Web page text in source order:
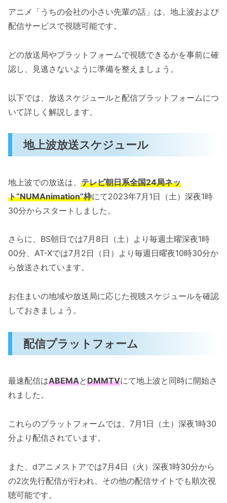
アニメ「うちの会社の小さい先輩の話」は、地上波および
配信サービスで視聴可能です。
どの放送局やプラットフォームで視聴できるかを事前に確
認し、見逃さないように準備を整えましょう。
以下では、放送スケジュールと配信プラットフォームにつ
いて詳しく解説します。
地上波放送スケジュール
地上波での放送は、 テレビ朝日系全国24局ネッ
ト“NUMAnimation”枠にて2023年7月1日（土）深夜1時
30分からスタートしました。
さらに、BS朝日では7月8日（土）より毎週土曜深夜1時
00分、AT-Xでは7月2日（日）より毎週日曜夜10時30分か
ら放送されています。
お住まいの地域や放送局に応じた視聴スケジュールを確認
しておきましょう。
配信プラットフォーム
最速配信はABEMAとDMMTVにて地上波と同時に開始さ
れました。
これらのプラットフォームでは、7月1日（土）深夜1時30
分より配信されています。
また、dアニメストアでは7月4日（火）深夜1時30分から
の2次先行配信が行われ、その他の配信サイトでも順次視
聴可能です。